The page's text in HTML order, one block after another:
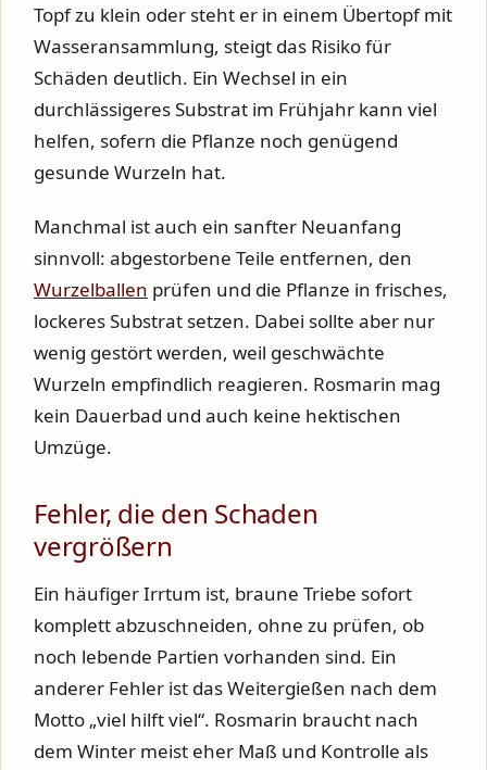
Topf zu klein oder steht er in einem Übertopf mit
Wasseransammlung, steigt das Risiko für
Schäden deutlich. Ein Wechsel in ein
durchlässigeres Substrat im Frühjahr kann viel
helfen, sofern die Pflanze noch genügend
gesunde Wurzeln hat.
Manchmal ist auch ein sanfter Neuanfang
sinnvoll: abgestorbene Teile entfernen, den
Wurzelballen prüfen und die Pflanze in frisches,
lockeres Substrat setzen. Dabei sollte aber nur
wenig gestört werden, weil geschwächte
Wurzeln empfindlich reagieren. Rosmarin mag
kein Dauerbad und auch keine hektischen
Umzüge.
Fehler, die den Schaden
vergrößern
Ein häufiger Irrtum ist, braune Triebe sofort
komplett abzuschneiden, ohne zu prüfen, ob
noch lebende Partien vorhanden sind. Ein
anderer Fehler ist das Weitergießen nach dem
Motto „viel hilft viel“. Rosmarin braucht nach
dem Winter meist eher Maß und Kontrolle als